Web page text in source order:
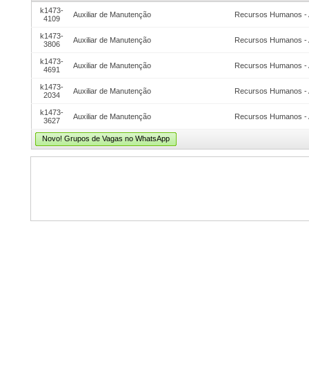
k1473-
4109
Auxiliar de Manutenção Recursos Humanos -
k1473-
3806
Auxiliar de Manutenção Recursos Humanos -
k1473-
4691
Auxiliar de Manutenção Recursos Humanos -
k1473-
2034
Auxiliar de Manutenção Recursos Humanos -
k1473-
3627
Auxiliar de Manutenção Recursos Humanos -
Novo! Grupos de Vagas no WhatsApp